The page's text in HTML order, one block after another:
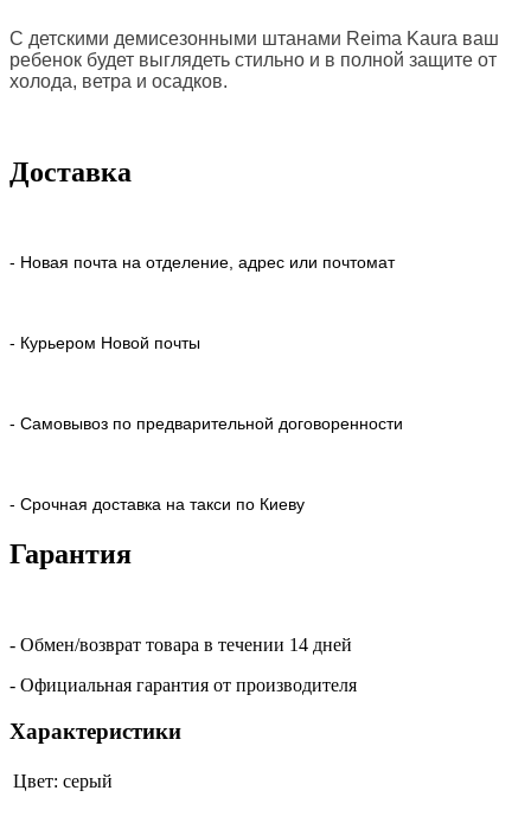
С детскими демисезонными штанами Reima Kaura ваш
ребенок будет выглядеть стильно и в полной защите от
холода, ветра и осадков.
Доставка
- Новая почта на отделение, адрес или почтомат
- Курьером Новой почты
- Самовывоз по предварительной договоренности
- Срочная доставка на такси по Киеву
Гарантия
- Обмен/возврат товара в течении 14 дней
- Официальная гарантия от производителя
Характеристики
Цвет: серый